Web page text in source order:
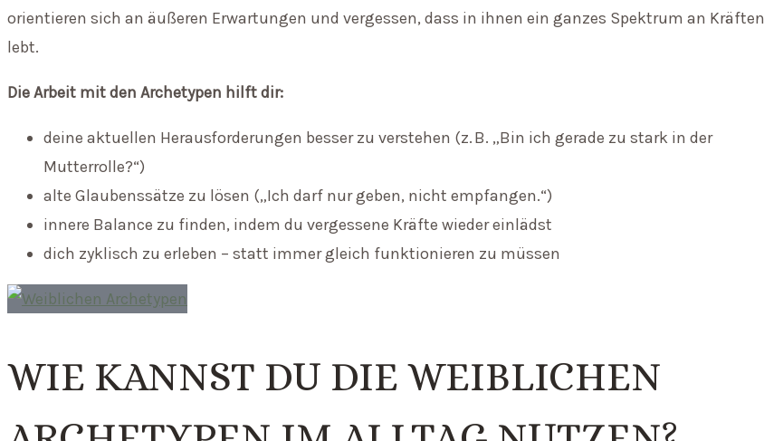
orientieren sich an äußeren Erwartungen und vergessen, dass in ihnen ein ganzes Spektrum an Kräften
lebt.
Die Arbeit mit den Archetypen hilft dir:
deine aktuellen Herausforderungen besser zu verstehen (z. B. „Bin ich gerade zu stark in der
Mutterrolle?“)
alte Glaubenssätze zu lösen („Ich darf nur geben, nicht empfangen.“)
innere Balance zu finden, indem du vergessene Kräfte wieder einlädst
dich zyklisch zu erleben – statt immer gleich funktionieren zu müssen
WIE KANNST DU DIE WEIBLICHEN